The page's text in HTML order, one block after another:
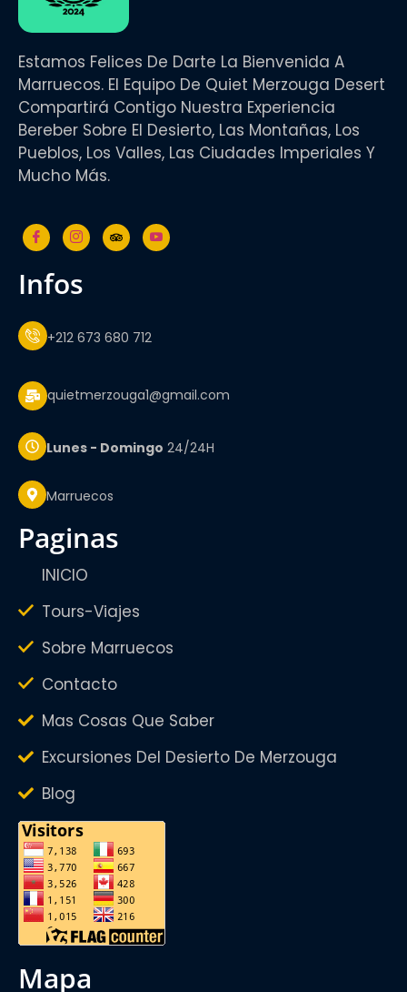
Estamos Felices De Darte La Bienvenida A
Marruecos. El Equipo De Quiet Merzouga Desert
Compartirá Contigo Nuestra Experiencia
Bereber Sobre El Desierto, Las Montañas, Los
Pueblos, Los Valles, Las Ciudades Imperiales Y
Mucho Más.
infos
+212 673 680 712
quietmerzouga1@gmail.com
Lunes - Domingo 24/24H
Marruecos
paginas
INICIO
Tours-Viajes
Sobre Marruecos
Contacto
Mas Cosas Que Saber
Excursiones Del Desierto De Merzouga
Blog
mapa